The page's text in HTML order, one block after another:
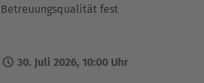
Betreuungsqualität fest
30. Juli 2026, 10:00 Uhr